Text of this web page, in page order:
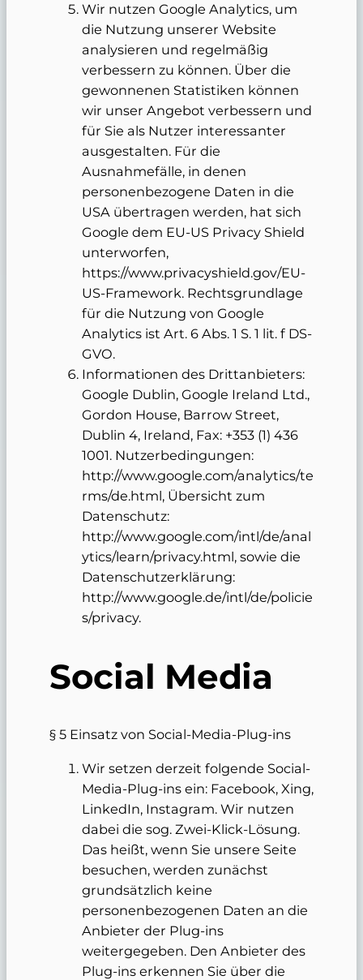
Wir nutzen Google Analytics, um
die Nutzung unserer Website
analysieren und regelmäßig
verbessern zu können. Über die
gewonnenen Statistiken können
wir unser Angebot verbessern und
für Sie als Nutzer interessanter
ausgestalten. Für die
Ausnahmefälle, in denen
personenbezogene Daten in die
USA übertragen werden, hat sich
Google dem EU-US Privacy Shield
unterworfen,
https://www.privacyshield.gov/EU-
US-Framework. Rechtsgrundlage
für die Nutzung von Google
Analytics ist Art. 6 Abs. 1 S. 1 lit. f DS-
GVO.
Informationen des Drittanbieters:
Google Dublin, Google Ireland Ltd.,
Gordon House, Barrow Street,
Dublin 4, Ireland, Fax: +353 (1) 436
1001. Nutzerbedingungen:
http://www.google.com/analytics/te
rms/de.html, Übersicht zum
Datenschutz:
http://www.google.com/intl/de/anal
ytics/learn/privacy.html, sowie die
Datenschutzerklärung:
http://www.google.de/intl/de/policie
s/privacy.
Social Media
§ 5 Einsatz von Social-Media-Plug-ins
Wir setzen derzeit folgende Social-
Media-Plug-ins ein: Facebook, Xing,
LinkedIn, Instagram. Wir nutzen
dabei die sog. Zwei-Klick-Lösung.
Das heißt, wenn Sie unsere Seite
besuchen, werden zunächst
grundsätzlich keine
personenbezogenen Daten an die
Anbieter der Plug-ins
weitergegeben. Den Anbieter des
Plug-ins erkennen Sie über die